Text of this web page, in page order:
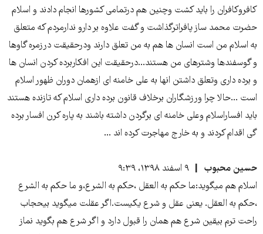
کافروکافران را باید کشت وچنین هم درتمامی کشورها انجام دادند و اسلام
حضرت محمد ساز پافراترگذاشت و گفت علاوه بر دارو ندارمردم که متعلق
به اسلام من است انسان ها هم به من تعلق دارند ودرحقیقت درزمره گاوها
و گوسفندها وشترهای من هستند...درحقیقت این افکاربرده کردن انسان ها
و برده داری وتعلق داشتن انها به علی خامنه ای ازهمان دوران ظهور اسلام
است ...حالا چرا ورزشگاران برخلاف قانون برده داری اسلام که تازنده هستند
باید افساراسلام وعلی خامنه ای برگردن داشته باشند به پاره کرن افسار برده
گی اقدام کردند و به خارج مهاجرت کرده اند ...
حسین محبوب
۹ اسفند ۱۳۹۸، ۹:۳۹
اسلام هم میگوید:ما حکم به العقل ،حکم به الشرع،و ما حکم به الشرع
،حکم به العقل. یعنی عقل و شرع یکیست.اگر عقلت میگوید بیحجاب
راحت ترم بیقین شرع هم همان را قبول دارد و اگر شرع هم بگوید نماز